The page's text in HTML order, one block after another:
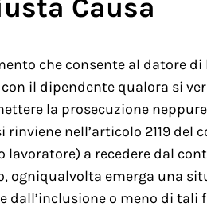
Causa
che consente al datore di
il dipendente qualora si
la prosecuzione
nell’articolo 2119 del
a recedere dal
ogniqualvolta emerga una
dall’inclusione o meno di tali